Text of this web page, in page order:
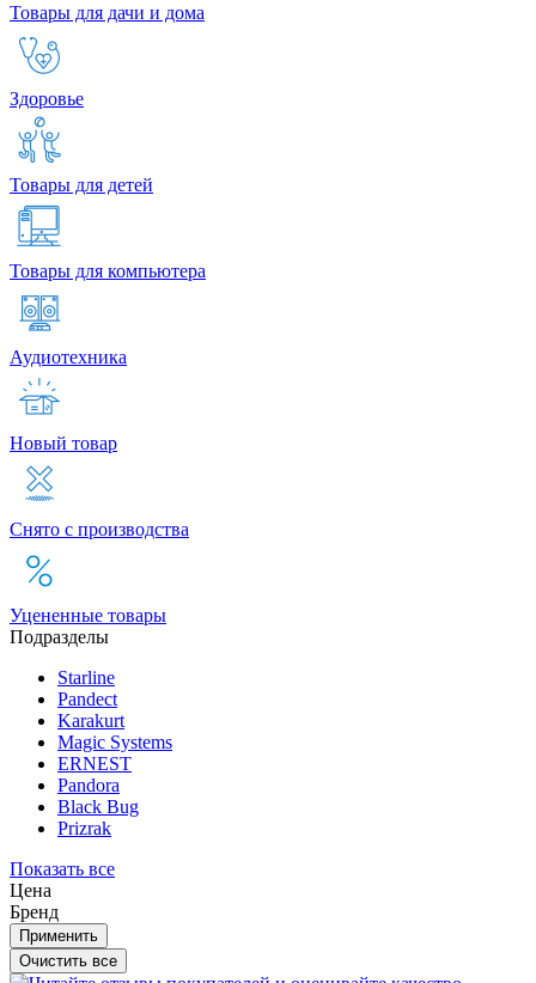
Товары для дачи и дома
Здоровье
Товары для детей
Товары для компьютера
Аудиотехника
Новый товар
Снято с производства
Уцененные товары
Подразделы
Starline
Pandect
Karakurt
Magic Systems
ERNEST
Pandora
Black Bug
Prizrak
Показать все
Цена
Бренд